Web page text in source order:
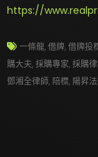
https://
一條龍,借牌,借牌投
購大夫,採購專家,採購
鄧湘全律師, 陪標, 陽昇